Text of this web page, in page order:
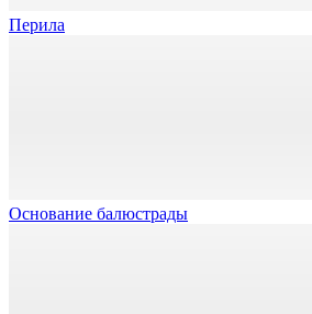
Перила
Основание балюстрады